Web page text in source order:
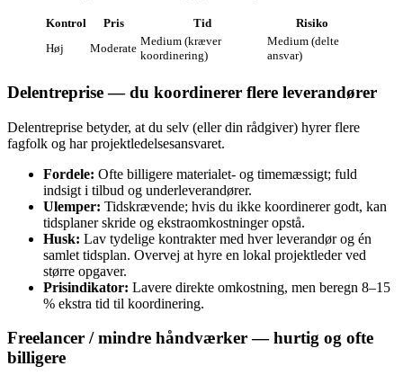
Kontrol Pris Tid
Risiko
Høj
Moderate
Medium (kræver
koordinering)
Medium (delte
ansvar)
Delentreprise — du koordinerer flere leverandører
Delentreprise betyder, at du selv (eller din rådgiver) hyrer flere
fagfolk og har projektledelsesansvaret.
Fordele: Ofte billigere materialet‑ og timemæssigt; fuld
indsigt i tilbud og underleverandører.
Ulemper: Tidskrævende; hvis du ikke koordinerer godt, kan
tidsplaner skride og ekstraomkostninger opstå.
Husk: Lav tydelige kontrakter med hver leverandør og én
samlet tidsplan. Overvej at hyre en lokal projektleder ved
større opgaver.
Prisindikator: Lavere direkte omkostning, men beregn 8–15
% ekstra tid til koordinering.
Freelancer / mindre håndværker — hurtig og ofte
billigere